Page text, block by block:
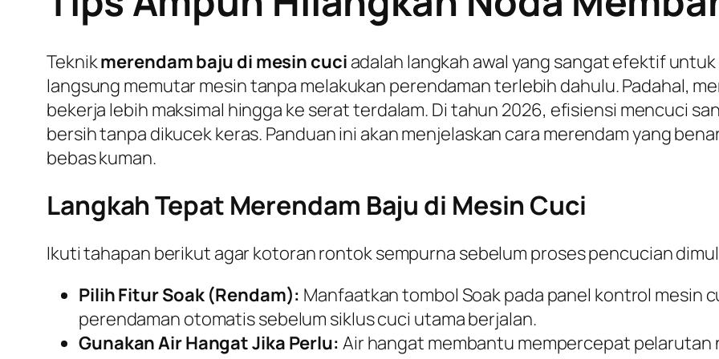
Teknikmerendam baju di mesin cuci adalah langkah awal yang sangat efektif
langsung memutar mesin tanpa melakukan perendaman terlebih dahulu. Padahal,
bekerja lebih maksimal hingga ke serat terdalam. Di tahun 2026, efisiensi mencuci
bersih tanpa dikucek keras. Panduan ini akan menjelaskan cara merendam yang
bebas kuman.
Langkah Tepat Merendam Baju di Mesin Cuci
Ikuti tahapan berikut agar kotoran rontok sempurna sebelum proses pencucian
Pilih Fitur Soak (Rendam): Manfaatkan tombol Soakpada panel kontrol mesin
perendaman otomatis sebelum siklus cuci utama berjalan.
Gunakan Air Hangat Jika Perlu: Air hangat membantu mempercepat pelarutan